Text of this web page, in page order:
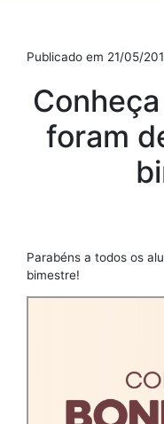
Publicado em 21/05/
foram
Parabéns a todos os
bimestre!